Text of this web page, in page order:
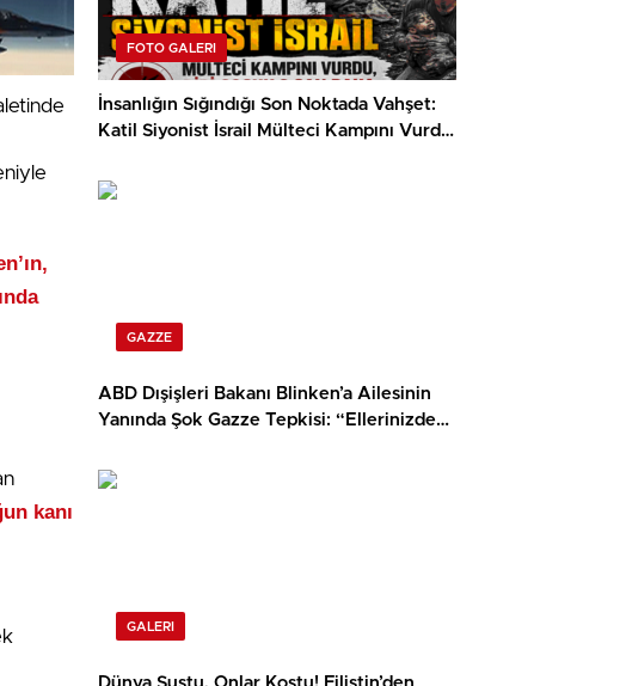
kanı
FOTO GALERI
İnsanlığın Sığındığı Son Noktada Vahşet:
Katil Siyonist İsrail Mülteci Kampını Vurdu,
GAZZE
ABD Dışişleri Bakanı Blinken’a Ailesinin
Yanında Şok Gazze Tepkisi: “Ellerinizde
GALERI